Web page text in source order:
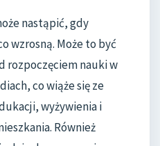
nastąpić, gdy
wzrosną. Może to być
rozpoczęciem nauki w
co wiąże się ze
wyżywienia i
Również